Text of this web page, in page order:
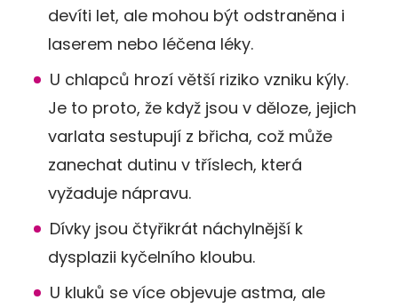
devíti let, ale mohou být odstraněna i
laserem nebo léčena léky.
U chlapců hrozí větší riziko vzniku kýly.
Je to proto, že když jsou v děloze, jejich
varlata sestupují z břicha, což může
zanechat dutinu v tříslech, která
vyžaduje nápravu.
Dívky jsou čtyřikrát náchylnější k
dysplazii kyčelního kloubu.
U kluků se více objevuje astma, ale